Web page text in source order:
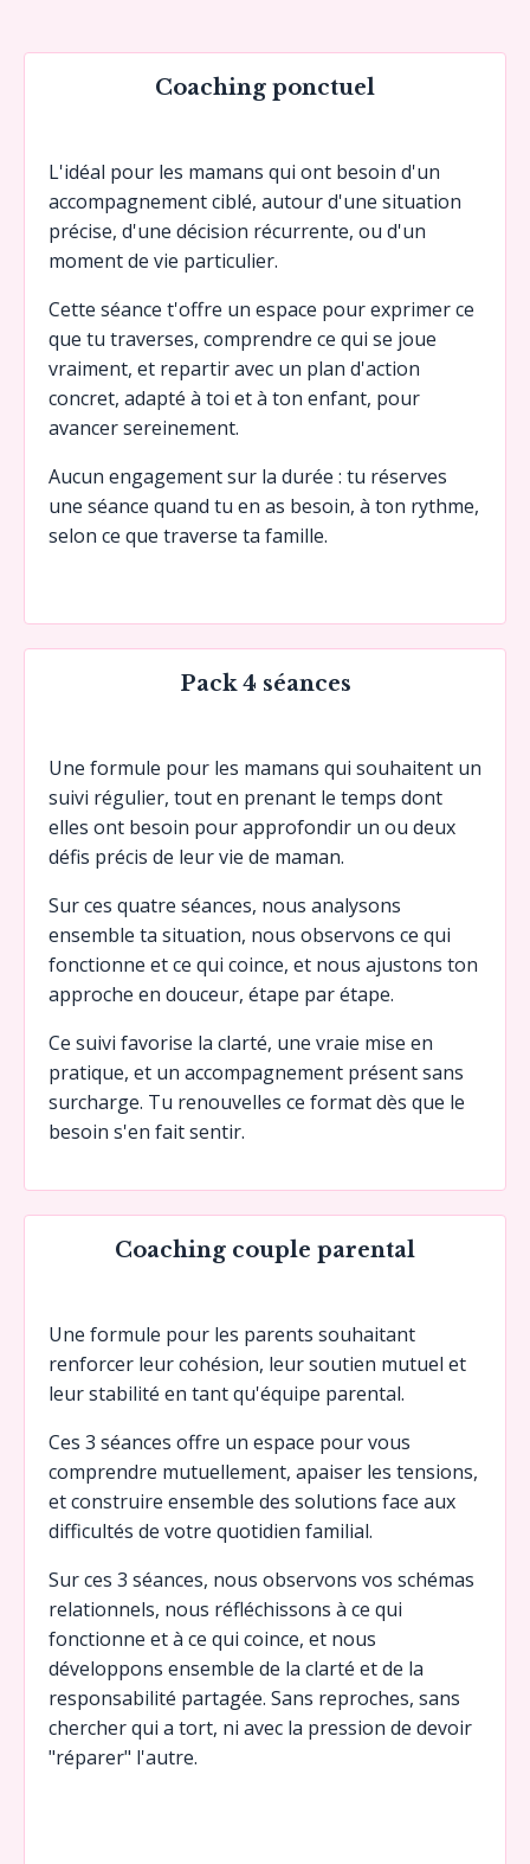
Coaching ponctuel
L'idéal pour les mamans qui ont besoin d'un
accompagnement ciblé, autour d'une situation
précise, d'une décision récurrente, ou d'un
moment de vie particulier.
Cette séance t'offre un espace pour exprimer ce
que tu traverses, comprendre ce qui se joue
vraiment, et repartir avec un plan d'action
concret, adapté à toi et à ton enfant, pour
avancer sereinement.
Aucun engagement sur la durée : tu réserves
une séance quand tu en as besoin, à ton rythme,
selon ce que traverse ta famille.
Pack 4 séances
Une formule pour les mamans qui souhaitent un
suivi régulier, tout en prenant le temps dont
elles ont besoin pour approfondir un ou deux
défis précis de leur vie de maman.
Sur ces quatre séances, nous analysons
ensemble ta situation, nous observons ce qui
fonctionne et ce qui coince, et nous ajustons ton
approche en douceur, étape par étape.
Ce suivi favorise la clarté, une vraie mise en
pratique, et un accompagnement présent sans
surcharge. Tu renouvelles ce format dès que le
besoin s'en fait sentir.
Coaching couple parental
Une formule pour les parents souhaitant
renforcer leur cohésion, leur soutien mutuel et
leur stabilité en tant qu'équipe parental.
Ces 3 séances offre un espace pour vous
comprendre mutuellement, apaiser les tensions,
et construire ensemble des solutions face aux
difficultés de votre quotidien familial.
Sur ces 3 séances, nous observons vos schémas
relationnels, nous réfléchissons à ce qui
fonctionne et à ce qui coince, et nous
développons ensemble de la clarté et de la
responsabilité partagée. Sans reproches, sans
chercher qui a tort, ni avec la pression de devoir
"réparer" l'autre.